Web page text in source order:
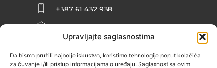
Upravljajte saglasnostima
Da bismo pružili najbolje iskustvo, koristimo tehnologije poput kolačića
za čuvanje i/ili pristup informacijama o uređaju. Saglasnost sa ovim
+387 61 432 938
INFO@ZENIT.BA
ZENIČANKA, 3. SPRAT), 72000 ZENICA